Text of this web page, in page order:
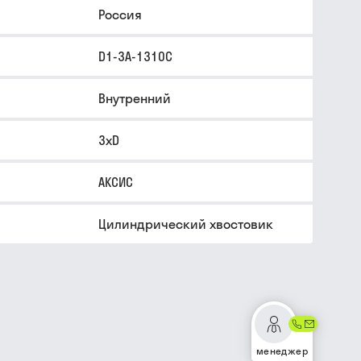
Россия
D1-3A-1310C
Внутренний
3xD
АКСИС
Цилиндрический хвостовик
менеджер